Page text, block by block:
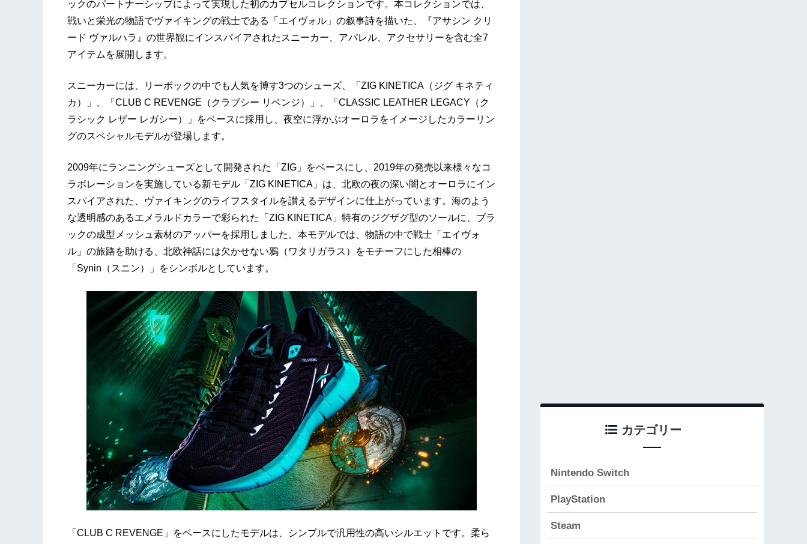
ックのパートナーシップによって実現した初のカプセルコレクションです。本コレクションでは、
戦いと栄光の物語でヴァイキングの戦士である「エイヴォル」の叙事詩を描いた、『アサシン クリ
ード ヴァルハラ』の世界観にインスパイアされたスニーカー、アパレル、アクセサリーを含む全7
アイテムを展開します。
スニーカーには、リーボックの中でも人気を博す3つのシューズ、「ZIG KINETICA（ジグ キネティ
カ）」、「CLUB C REVENGE（クラブシー リベンジ）」、「CLASSIC LEATHER LEGACY（ク
ラシック レザー レガシー）」をベースに採用し、夜空に浮かぶオーロラをイメージしたカラーリン
グのスペシャルモデルが登場します。
2009年にランニングシューズとして開発された「ZIG」をベースにし、2019年の発売以来様々なコ
ラボレーションを実施している新モデル「ZIG KINETICA」は、北欧の夜の深い闇とオーロラにイン
スパイアされた、ヴァイキングのライフスタイルを讃えるデザインに仕上がっています。海のよう
な透明感のあるエメラルドカラーで彩られた「ZIG KINETICA」特有のジグザグ型のソールに、ブラ
ックの成型メッシュ素材のアッパーを採用しました。本モデルでは、物語の中で戦士「エイヴォ
ル」の旅路を助ける、北欧神話には欠かせない鴉（ワタリガラス）をモチーフにした相棒の
「Synin（スニン）」をシンボルとしています。
「CLUB C REVENGE」をベースにしたモデルは、シンプルで汎用性の高いシルエットです。柔ら
カテゴリー
Nintendo Switch
PlayStation
Steam